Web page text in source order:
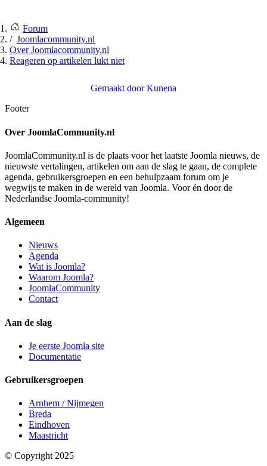
Forum
Joomlacommunity.nl
Over Joomlacommunity.nl
Reageren op artikelen lukt niet
Gemaakt doorKunena
Footer
Over JoomlaCommunity.nl
JoomlaCommunity.nl is de plaats voor het laatste Joomla nieuws, de
nieuwste vertalingen, artikelen om aan de slag te gaan, de complete
agenda, gebruikersgroepen en een behulpzaam forum om je
wegwijs te maken in de wereld van Joomla. Voor én door de
Nederlandse Joomla-community!
Algemeen
Nieuws
Agenda
Wat is Joomla?
Waarom Joomla?
JoomlaCommunity
Contact
Aan de slag
Je eerste Joomla site
Documentatie
Gebruikersgroepen
Arnhem / Nijmegen
Breda
Eindhoven
Maastricht
© Copyright 2025